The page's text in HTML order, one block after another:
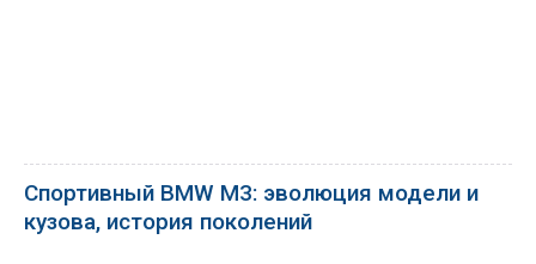
Спортивный BMW M3: эволюция модели и
кузова, история поколений